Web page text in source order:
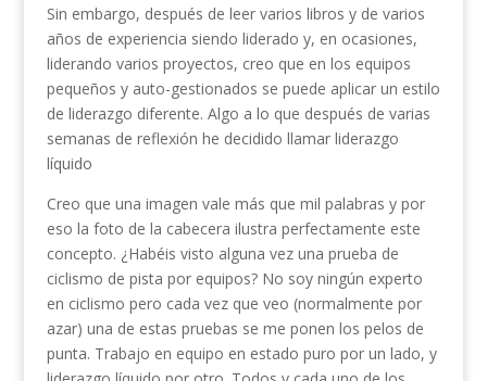
Sin embargo, después de leer varios libros y de varios
años de experiencia siendo liderado y, en ocasiones,
liderando varios proyectos, creo que en los equipos
pequeños y auto-gestionados se puede aplicar un estilo
de liderazgo diferente. Algo a lo que después de varias
semanas de reflexión he decidido llamar liderazgo
líquido
Creo que una imagen vale más que mil palabras y por
eso la foto de la cabecera ilustra perfectamente este
concepto. ¿Habéis visto alguna vez una prueba de
ciclismo de pista por equipos? No soy ningún experto
en ciclismo pero cada vez que veo (normalmente por
azar) una de estas pruebas se me ponen los pelos de
punta. Trabajo en equipo en estado puro por un lado, y